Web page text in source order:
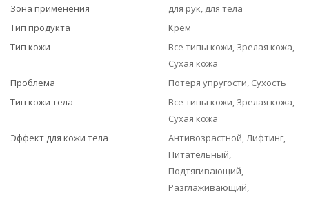
Зона применения
для рук, для тела
Тип продукта
Крем
Тип кожи
Все типы кожи, Зрелая кожа,
Сухая кожа
Проблема
Потеря упругости, Сухость
Тип кожи тела
Все типы кожи, Зрелая кожа,
Сухая кожа
Эффект для кожи тела
Антивозрастной, Лифтинг,
Питательный,
Подтягивающий,
Разглаживающий,